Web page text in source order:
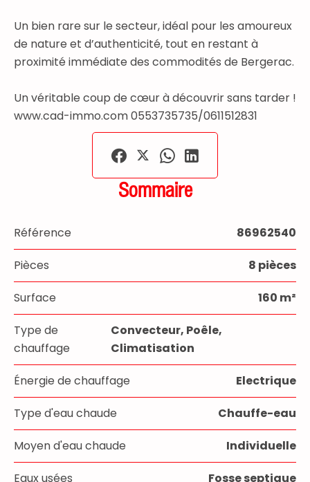
Un bien rare sur le secteur, idéal pour les amoureux
de nature et d’authenticité, tout en restant à
proximité immédiate des commodités de Bergerac.
Un véritable coup de cœur à découvrir sans tarder !
www.cad-immo.com 0553735735/0611512831
Sommaire
Référence 86962540
Pièces 8 pièces
Surface 160 m²
Type de
chauffage
Convecteur, Poêle,
Climatisation
Énergie de chauffage Electrique
Type d'eau chaude Chauffe-eau
Moyen d'eau chaude Individuelle
Eaux usées Fosse septique